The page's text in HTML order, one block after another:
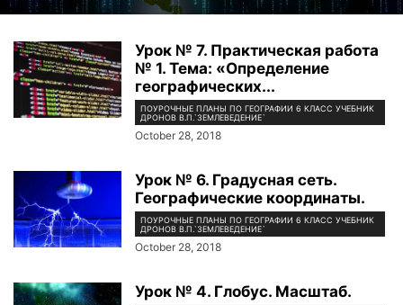
Урок № 7. Практическая работа
№ 1. Тема: «Определение
географических...
ПОУРОЧНЫЕ ПЛАНЫ ПО ГЕОГРАФИИ 6 КЛАСС УЧЕБНИК
ДРОНОВ В.П.`ЗЕМЛЕВЕДЕНИЕ`
October 28, 2018
Урок № 6. Градусная сеть.
Географические координаты.
ПОУРОЧНЫЕ ПЛАНЫ ПО ГЕОГРАФИИ 6 КЛАСС УЧЕБНИК
ДРОНОВ В.П.`ЗЕМЛЕВЕДЕНИЕ`
October 28, 2018
Урок № 4. Глобус. Масштаб.